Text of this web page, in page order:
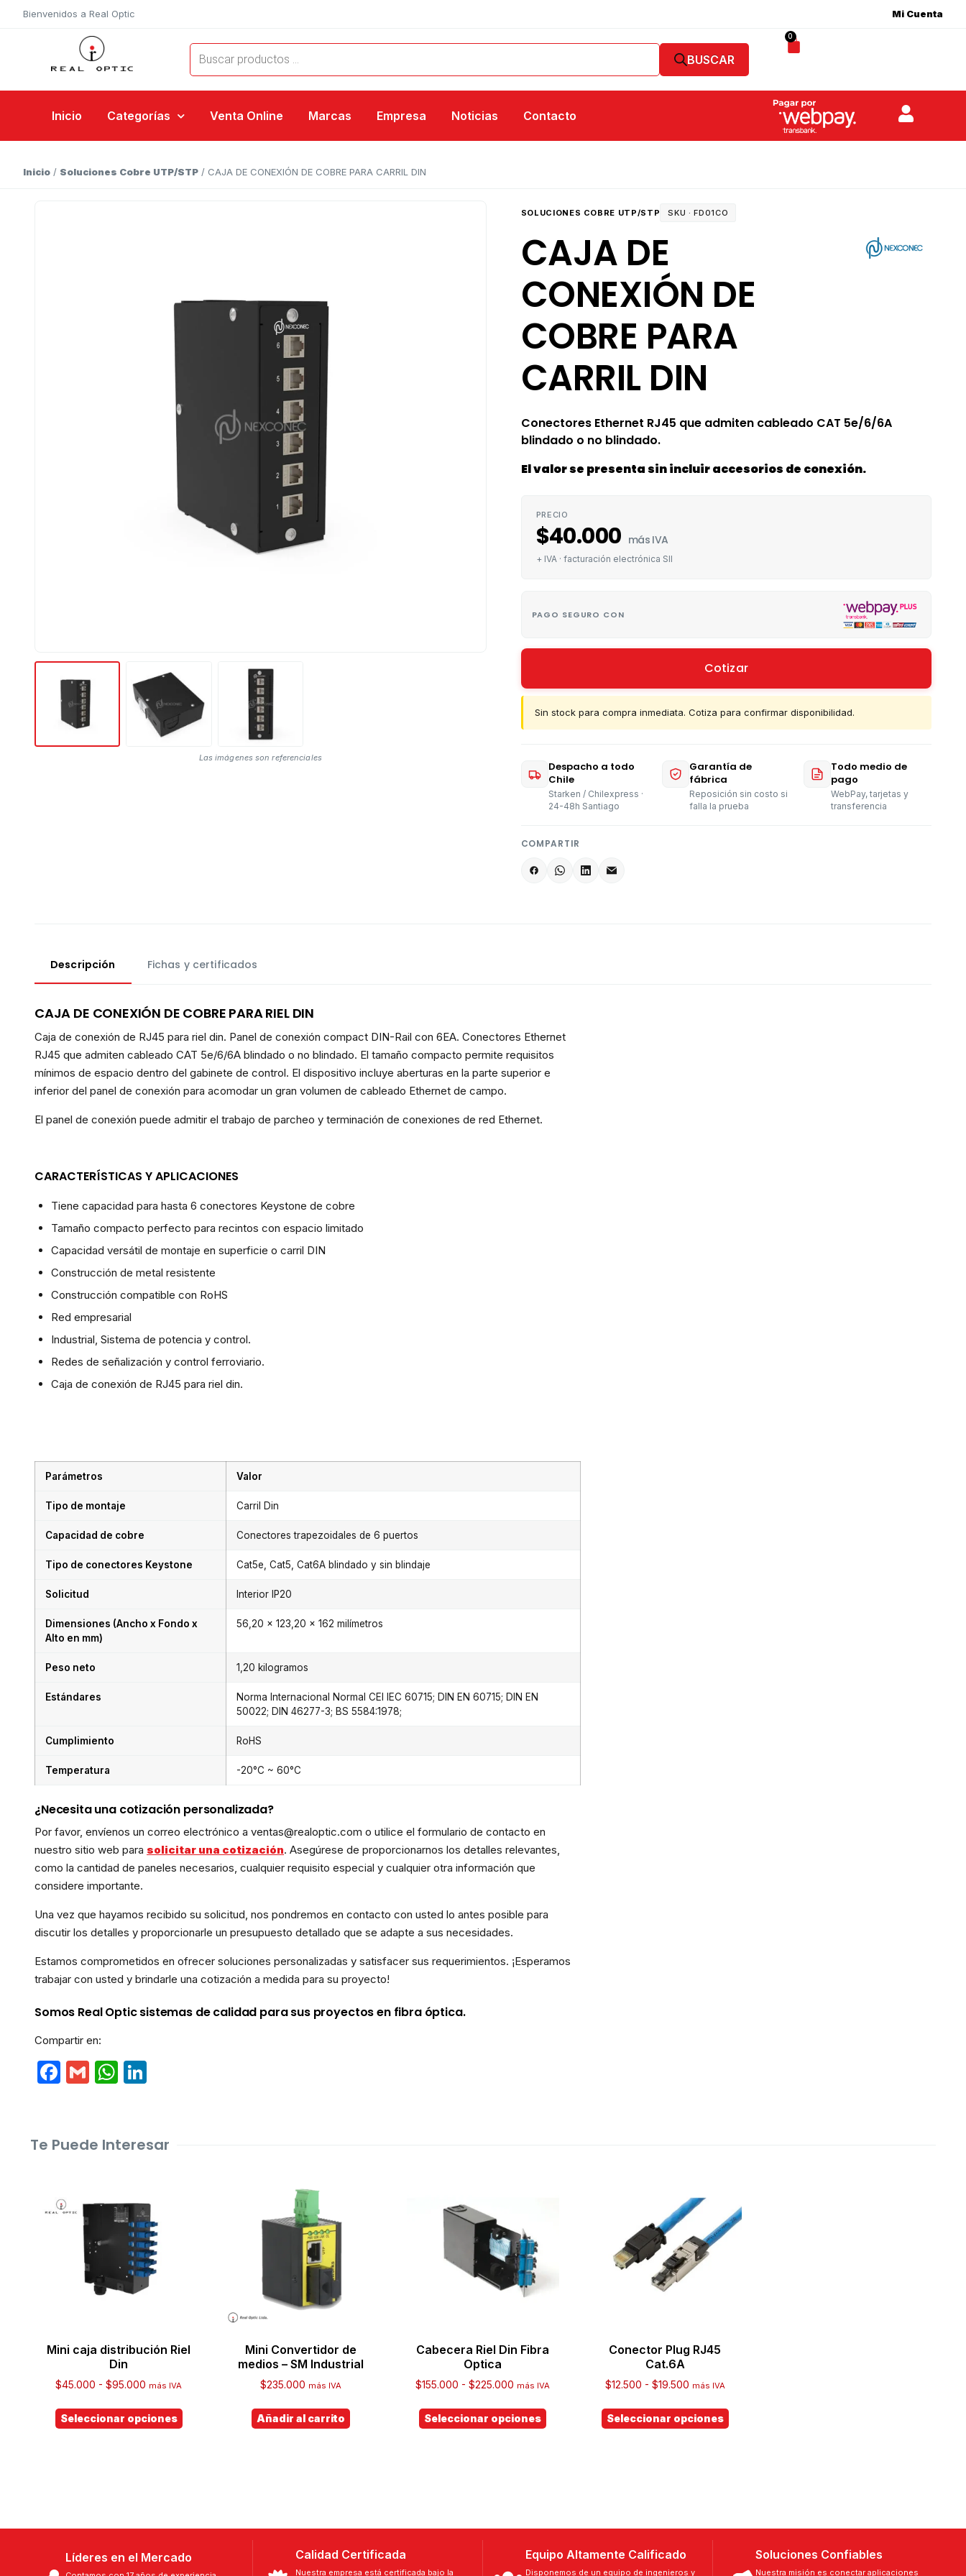
Bienvenidos a Real Optic Mi Cuenta
0
Inicio Categorías Venta Online Marcas Empresa Noticias Contacto
Inicio / Soluciones Cobre UTP/STP / CAJA DE CONEXIÓN DE COBRE PARA CARRIL DIN
Las imágenes son referenciales
SOLUCIONES COBRE UTP/STP SKU ·FD01CO
CAJA DE
CONEXIÓN DE
COBRE PARA
CARRIL DIN
Conectores Ethernet RJ45 que admiten cableado CAT 5e/6/6A
blindado o no blindado.
El valor se presenta sin incluir accesorios de conexión.
PRECIO
$40.000 más IVA
+ IVA · facturación electrónica SII
PAGO SEGURO CON
Cotizar
Sin stock para compra inmediata. Cotiza para confirmar disponibilidad.
Despacho a todo
Chile
Starken / Chilexpress ·
24-48h Santiago
Garantía de
fábrica
Reposición sin costo si
falla la prueba
Todo medio de
pago
WebPay, tarjetas y
transferencia
COMPARTIR
Descripción Fichas y certificados
CAJA DE CONEXIÓN DE COBRE PARA RIEL DIN
Caja de conexión de RJ45 para riel din. Panel de conexión compact DIN-Rail con 6EA. Conectores Ethernet
RJ45 que admiten cableado CAT 5e/6/6A blindado o no blindado. El tamaño compacto permite requisitos
mínimos de espacio dentro del gabinete de control. El dispositivo incluye aberturas en la parte superior e
inferior del panel de conexión para acomodar un gran volumen de cableado Ethernet de campo.
El panel de conexión puede admitir el trabajo de parcheo y terminación de conexiones de red Ethernet.
CARACTERÍSTICAS Y APLICACIONES
Tiene capacidad para hasta 6 conectores Keystone de cobre
Tamaño compacto perfecto para recintos con espacio limitado
Capacidad versátil de montaje en superficie o carril DIN
Construcción de metal resistente
Construcción compatible con RoHS
Red empresarial
Industrial, Sistema de potencia y control.
Redes de señalización y control ferroviario.
Caja de conexión de RJ45 para riel din.
Parámetros Valor
Tipo de montaje Carril Din
Capacidad de cobre Conectores trapezoidales de 6 puertos
Tipo de conectores Keystone Cat5e, Cat5, Cat6A blindado y sin blindaje
Solicitud Interior IP20
Dimensiones (Ancho x Fondo x
Alto en mm)
56,20 x 123,20 x 162 milímetros
Peso neto 1,20 kilogramos
Estándares
Norma Internacional Normal CEI IEC 60715; DIN EN 60715; DIN EN
50022; DIN 46277-3; BS 5584:1978;
Cumplimiento RoHS
Temperatura -20°C ~ 60°C
¿Necesita una cotización personalizada?
Por favor, envíenos un correo electrónico a ventas@realoptic.com o utilice el formulario de contacto en
nuestro sitio web para solicitar una cotización. Asegúrese de proporcionarnos los detalles relevantes,
como la cantidad de paneles necesarios, cualquier requisito especial y cualquier otra información que
considere importante.
Una vez que hayamos recibido su solicitud, nos pondremos en contacto con usted lo antes posible para
discutir los detalles y proporcionarle un presupuesto detallado que se adapte a sus necesidades.
Estamos comprometidos en ofrecer soluciones personalizadas y satisfacer sus requerimientos. ¡Esperamos
trabajar con usted y brindarle una cotización a medida para su proyecto!
Somos Real Optic sistemas de calidad para sus proyectos en fibra óptica.
Compartir en:
Facebook
GmailWhatsApp
Te Puede Interesar
Mini caja distribución Riel
Din
$45.000 - $95.000 más IVA
Seleccionar opciones
Mini Convertidor de
medios – SM Industrial
$235.000 más IVA
Añadir al carrito
Cabecera Riel Din Fibra
Optica
$155.000 - $225.000 más IVA
Seleccionar opciones
Conector Plug RJ45
Cat.6A
$12.500 - $19.500 más IVA
Seleccionar opciones
Líderes en el Mercado Calidad Certificada
Nuestra empresa está certificada bajo la
Equipo Altamente Calificado
Disponemos de un equipo de ingenieros y
Soluciones Confiables
Nuestra misión es conectar aplicaciones